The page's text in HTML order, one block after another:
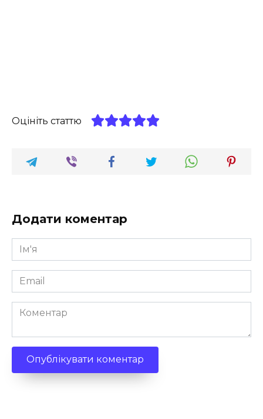
Оцініть статтю
Додати коментар
Ім'я
*
Email
*
Коментар